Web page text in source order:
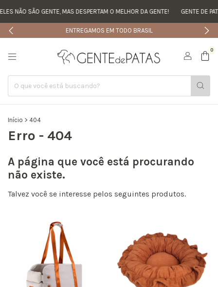
NÃO SÃO GENTE, MAS DESPERTAM O MELHOR DA GENTE! GENTE DE
ENTREGAMOS EM TODO BRASIL
0
Início > 404
Erro - 404
A página que você está procurando
não existe.
Talvez você se interesse pelos seguintes produtos.